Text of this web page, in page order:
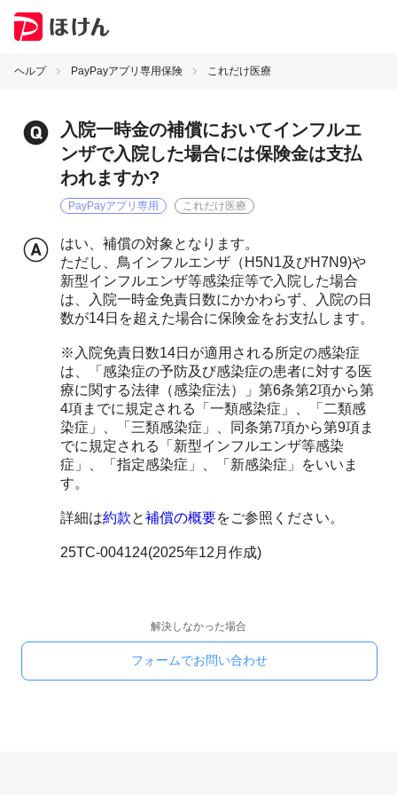
ヘルプ PayPayアプリ専用保険 これだけ医療
入院一時金の補償においてインフルエ
ンザで入院した場合には保険金は支払
われますか?
PayPayアプリ専用 これだけ医療
はい、補償の対象となります。
ただし、鳥インフルエンザ（H5N1及びH7N9)や
新型インフルエンザ等感染症等で入院した場合
は、入院一時金免責日数にかかわらず、入院の日
数が14日を超えた場合に保険金をお支払します。
※入院免責日数14日が適用される所定の感染症
は、「感染症の予防及び感染症の患者に対する医
療に関する法律（感染症法）」第6条第2項から第
4項までに規定される「一類感染症」、「二類感
染症」、「三類感染症」、同条第7項から第9項ま
でに規定される「新型インフルエンザ等感染
症」、「指定感染症」、「新感染症」をいいま
す。
詳細は約款と補償の概要をご参照ください。
25TC-004124(2025年12月作成)
解決しなかった場合
フォームでお問い合わせ